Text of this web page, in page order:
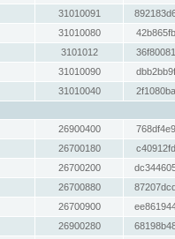
31010091
31010080
3101012
31010090
31010040
26900400
26700180
26700200
26700880
26700900
26900280